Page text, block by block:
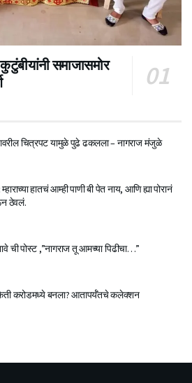
समाजासमोर
चित्रपट यामुळे पुढे ढकलला – नागराज मंजुळे
हातचं आम्ही पाणी बी पेत नाय, आणि ह्या पोरानं
ठेवलं.
ची पोस्ट ,”नागराज तू आमच्या पिढीचा…”
करोडमध्ये बनला? आतापर्यँतचे कलेक्शन